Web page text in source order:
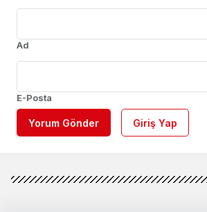
Ad
E-Posta
Yorum Gönder Giriş Yap